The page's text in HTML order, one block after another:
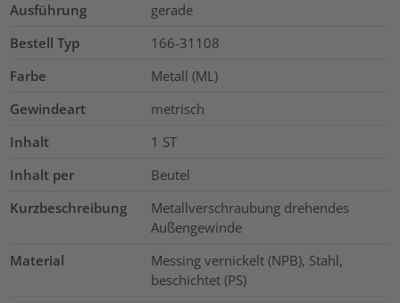
Ausführung
gerade
Bestell Typ
166-31108
Farbe
Metall (ML)
Gewindeart
metrisch
Inhalt
1 ST
Inhalt per
Beutel
Kurzbeschreibung
Metallverschraubung drehendes
Außengewinde
Material
Messing vernickelt (NPB), Stahl,
beschichtet (PS)